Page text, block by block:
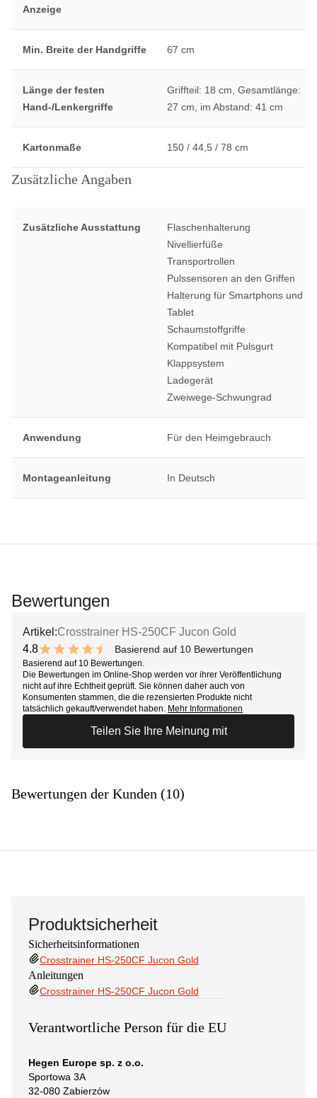
Anzeige
Min. Breite der Handgriffe 67 cm
Länge der festen
Hand-/Lenkergriffe
Griffteil: 18 cm, Gesamtlänge:
27 cm, im Abstand: 41 cm
Kartonmaße 150 / 44,5 / 78 cm
Zusätzliche Angaben
Zusätzliche Ausstattung
Flaschenhalterung
Nivellierfüße
Transportrollen
Pulssensoren an den Griffen
Halterung für Smartphons und
Tablet
Schaumstoffgriffe
Kompatibel mit Pulsgurt
Klappsystem
Ladegerät
Zweiwege-Schwungrad
Anwendung Für den Heimgebrauch
Montageanleitung In Deutsch
Bewertungen
Artikel:Crosstrainer HS-250CF Jucon Gold
4.8
9.6 out of 10 stars
Basierend auf 10 Bewertungen
Basierend auf 10 Bewertungen.
Die Bewertungen im Online-Shop werden vor ihrer Veröffentlichung
nicht auf ihre Echtheit geprüft. Sie können daher auch von
Konsumenten stammen, die die rezensierten Produkte nicht
tatsächlich gekauft/verwendet haben. Mehr Informationen
Teilen Sie Ihre Meinung mit
Bewertungen der Kunden (10)
Produktsicherheit
Sicherheitsinformationen
Crosstrainer HS-250CF Jucon Gold
Anleitungen
Crosstrainer HS-250CF Jucon Gold
Verantwortliche Person für die EU
Hegen Europe sp. z o.o.
Sportowa 3A
32-080 Zabierzów